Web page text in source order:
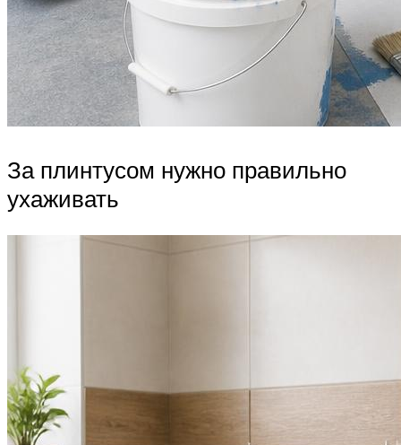
За плинтусом нужно правильно
ухаживать